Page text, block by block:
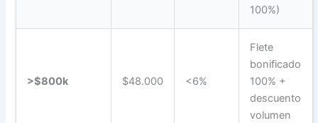
100%)
>$800k $48.000 <6%
Flete
bonificado
100% +
descuento
volumen